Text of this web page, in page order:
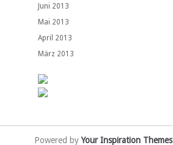
Juni 2013
Mai 2013
April 2013
März 2013
Powered byYour Inspiration Themes